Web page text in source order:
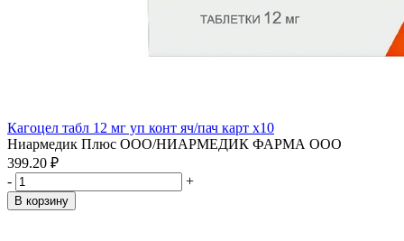
Кагоцел табл 12 мг уп конт яч/пач карт x10
Ниармедик Плюс ООО/НИАРМЕДИК ФАРМА ООО
399.20 ₽
-
+
В корзину